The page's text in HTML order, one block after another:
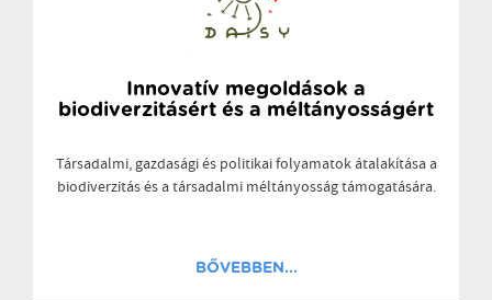
Innovatív megoldások a
biodiverzitásért és a méltányosságért
Társadalmi, gazdasági és politikai folyamatok átalakítása a
biodiverzitás és a társadalmi méltányosság támogatására.
BŐVEBBEN...